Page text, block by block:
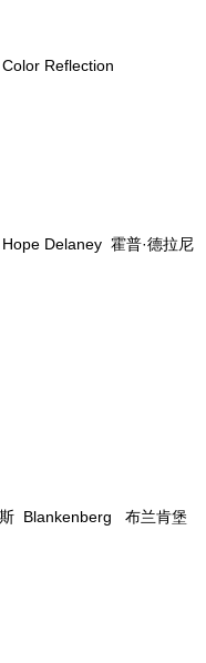
Reflection
Delaney 霍普·德拉尼
斯 Blankenberg 布兰肯堡